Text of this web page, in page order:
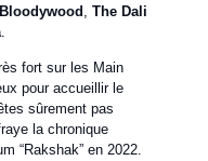
Bloodywood , The Dali
.
fort sur les Main
pour accueillir le
sûrement pas
la chronique
“Rakshak” en 2022.